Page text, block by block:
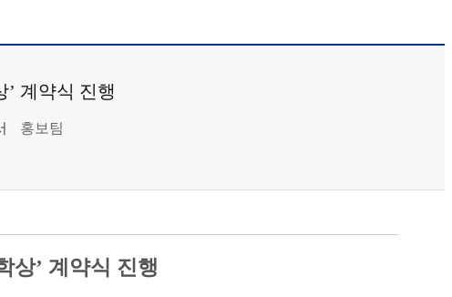
계약식 진행
홍보팀
상’ 계약식 진행